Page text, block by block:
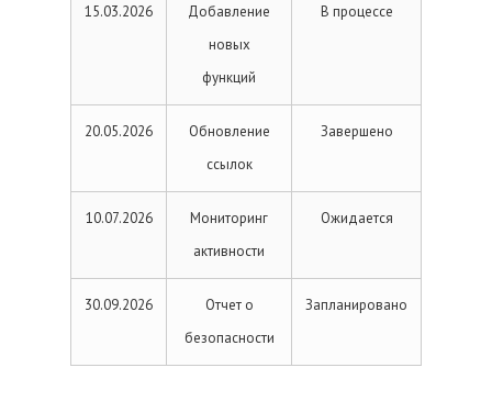
15.03.2026
Добавление
новых
функций
В процессе
20.05.2026
Обновление
ссылок
Завершено
10.07.2026
Мониторинг
активности
Ожидается
30.09.2026
Отчет о
безопасности
Запланировано